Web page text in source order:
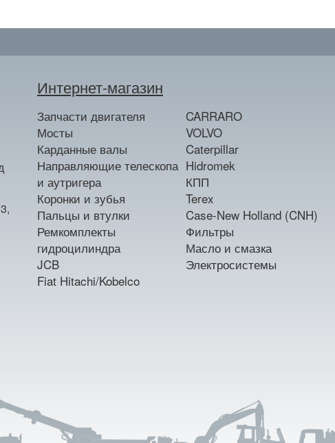
Интернет-магазин
Запчасти двигателя
Мосты
Карданные валы
Направляющие телескопа
и аутригера
Коронки и зубья
Пальцы и втулки
Ремкомплекты
гидроцилиндра
JCB
Fiat Hitachi/Kobelco
CARRARO
VOLVO
Caterpillar
Hidromek
КПП
Terex
Case-New Holland (CNH)
Фильтры
Масло и смазка
Электросистемы